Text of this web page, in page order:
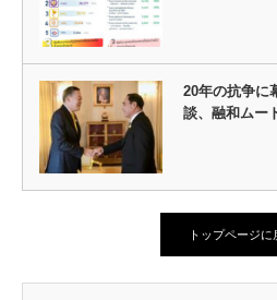
20年の抗争
談、融和ムー
トップページに